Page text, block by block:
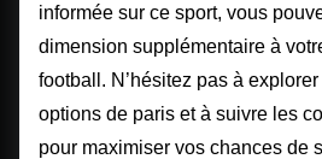
informée sur ce sport, vous
dimension supplémentaire à
football. N’hésitez pas à
options de paris et à suivre les
pour maximiser vos chances de